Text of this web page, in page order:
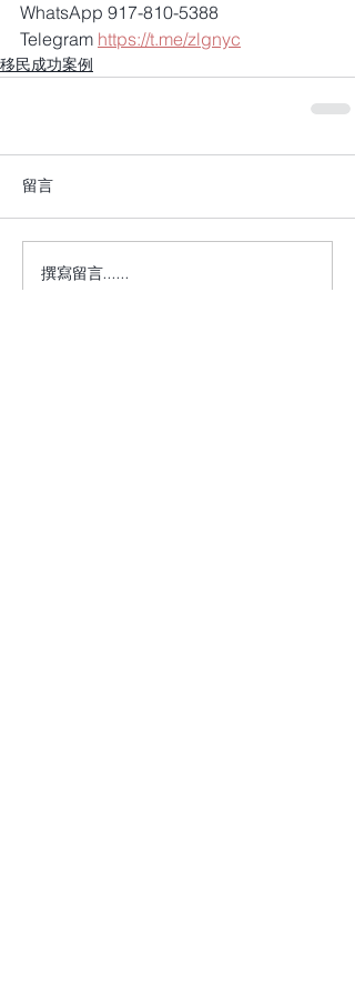
WhatsApp 917-810-5388
Telegram https://t.me/zlgnyc
移民成功案例
留言
撰寫留言......